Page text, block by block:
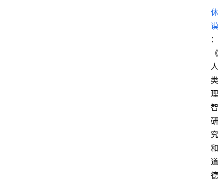
休
谟
：
《
人
类
理
智
研
究
和
道
德